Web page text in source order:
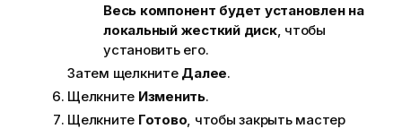
Весь компонент будет установлен на
локальный жесткий диск, чтобы
установить его.
Затем щелкните Далее.
Щелкните Изменить.
Щелкните Готово, чтобы закрыть мастер